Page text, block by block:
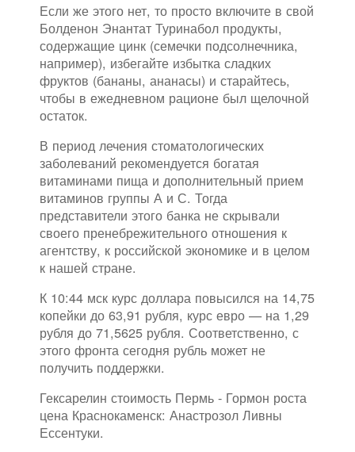
Если же этого нет, то просто включите в свой
Болденон Энантат Туринабол продукты,
содержащие цинк (семечки подсолнечника,
например), избегайте избытка сладких
фруктов (бананы, ананасы) и старайтесь,
чтобы в ежедневном рационе был щелочной
остаток.
В период лечения стоматологических
заболеваний рекомендуется богатая
витаминами пища и дополнительный прием
витаминов группы А и С. Тогда
представители этого банка не скрывали
своего пренебрежительного отношения к
агентству, к российской экономике и в целом
к нашей стране.
К 10:44 мск курс доллара повысился на 14,75
копейки до 63,91 рубля, курс евро — на 1,29
рубля до 71,5625 рубля. Соответственно, с
этого фронта сегодня рубль может не
получить поддержки.
Гексарелин стоимость Пермь - Гормон роста
цена Краснокаменск: Анастрозол Ливны
Ессентуки.